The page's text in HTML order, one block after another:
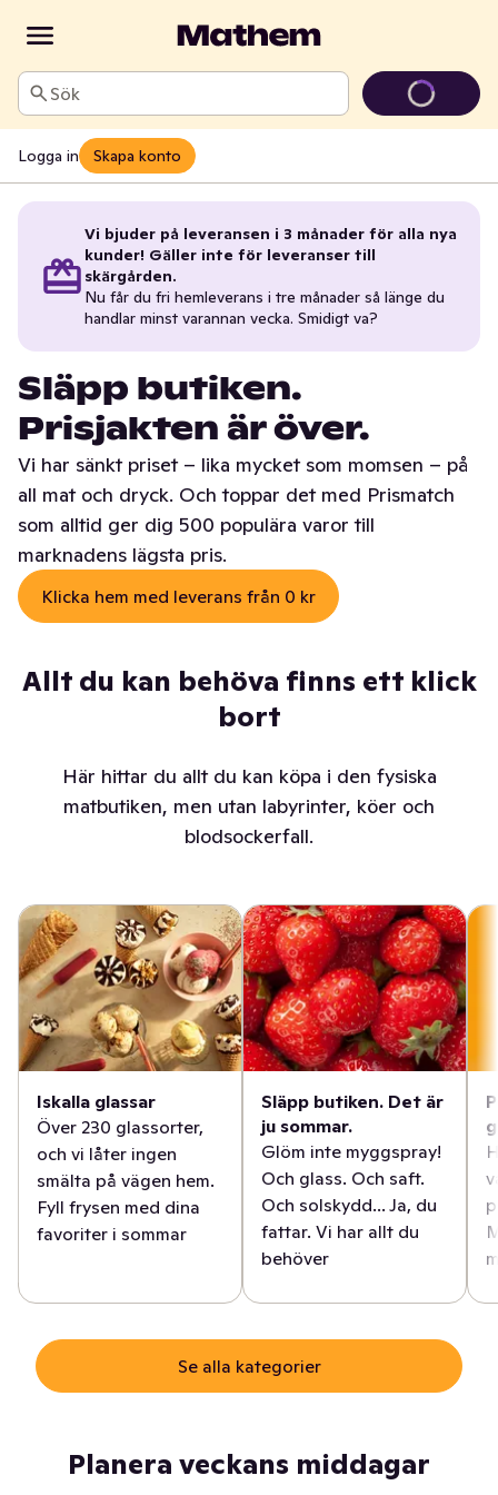
Sök
Logga in Skapa konto
Vi bjuder på leveransen i 3 månader för alla nya
kunder! Gäller inte för leveranser till
skärgården.
Nu får du fri hemleverans i tre månader så länge du
handlar minst varannan vecka. Smidigt va?
Släpp butiken.
Prisjakten är över.
Vi har sänkt priset – lika mycket som momsen – på
all mat och dryck. Och toppar det med Prismatch
som alltid ger dig 500 populära varor till
marknadens lägsta pris.
Klicka hem med leverans från 0 kr
Allt du kan behöva finns ett klick
bort
Här hittar du allt du kan köpa i den fysiska
matbutiken, men utan labyrinter, köer och
blodsockerfall.
Iskalla glassar
Över 230 glassorter,
och vi låter ingen
smälta på vägen hem.
Fyll frysen med dina
favoriter i sommar
Släpp butiken. Det är
ju sommar.
Glöm inte myggspray!
Och glass. Och saft.
Och solskydd... Ja, du
fattar. Vi har allt du
behöver
Se alla kategorier
Planera veckans middagar